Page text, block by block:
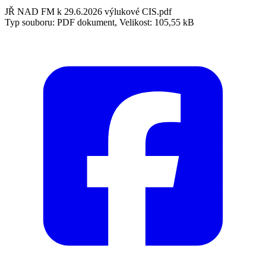
JŘ NAD FM k 29.6.2026 výlukové CIS.pdf
Typ souboru: PDF dokument, Velikost: 105,55 kB